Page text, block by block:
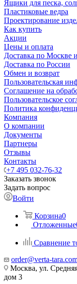
Ящики для песка,
Пластиковые ведра
Проектирование
Как купить
Акции
Цены и оплата
Доставка по Москве
Доставка по России
Обмен и возврат
Пользовательская
Соглашение на
Пользовательское
Политика
Компания
О компании
Документы
Партнеры
Отзывы
Контакты
+7 495 032-76-32
Заказать звонок
Задать вопрос
Войти
Корзина0
Отложенные
Сравнение
order@verta-
Москва, ул.
дом 3